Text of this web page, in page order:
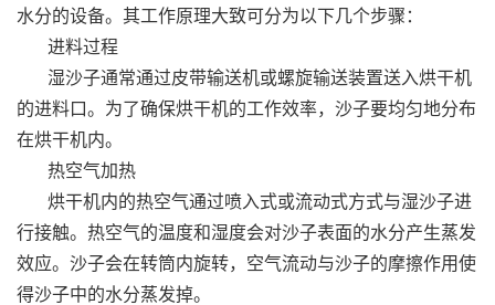
水分的设备。其工作原理大致可分为以下几个步骤：
进料过程
湿沙子通常通过皮带输送机或螺旋输送装置送入烘干机
的进料口。为了确保烘干机的工作效率，沙子要均匀地分布
在烘干机内。
热空气加热
烘干机内的热空气通过喷入式或流动式方式与湿沙子进
行接触。热空气的温度和湿度会对沙子表面的水分产生蒸发
效应。沙子会在转筒内旋转，空气流动与沙子的摩擦作用使
得沙子中的水分蒸发掉。